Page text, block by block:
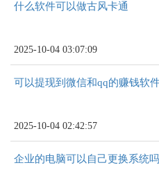
什么软件可以做古风卡通
2025-10-04 03:07:09
可以提现到微信和qq的赚钱软
2025-10-04 02:42:57
企业的电脑可以自己更换系统吗